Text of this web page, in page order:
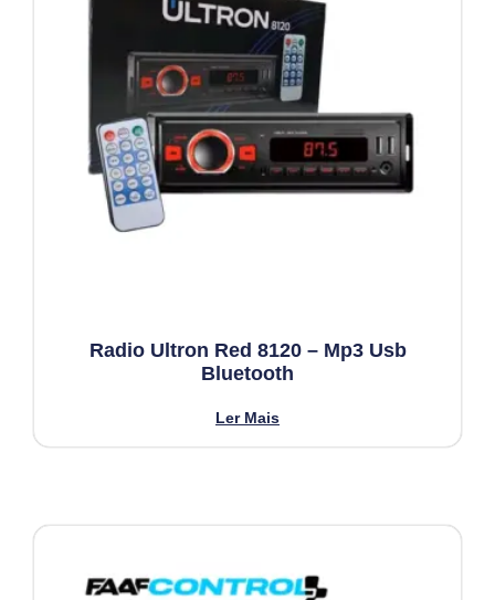
Radio Ultron Red 8120 – Mp3 Usb
Bluetooth
Ler Mais